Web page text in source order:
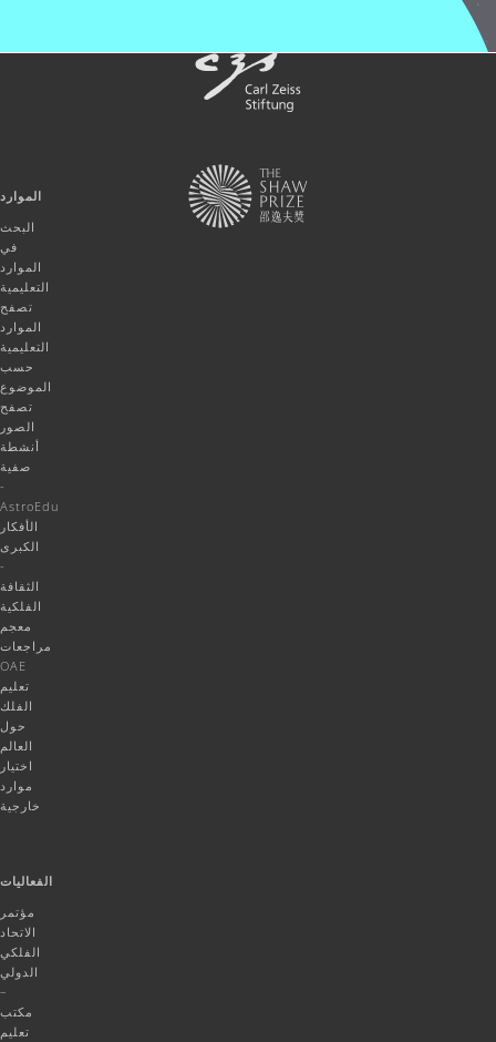
الموارد
البحث
في
الموارد
التعليمية
تصفح
الموارد
التعليمية
حسب
الموضوع
تصفح
الصور
أنشطة
صفية
-
AstroEdu
الأفكار
الكبرى
-
الثقافة
الفلكية
معجم
مراجعات
OAE
تعليم
الفلك
حول
العالم
اختيار
موارد
خارجية
الفعاليات
مؤتمر
الاتحاد
الفلكي
الدولي
–
مكتب
تعليم